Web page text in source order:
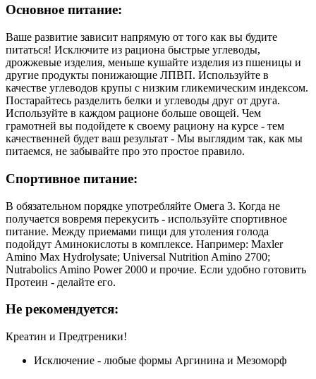
Основное питание:
Ваше развитие зависит напрямую от того как вы будите
питаться! Исключите из рациона быстрые углеводы,
дрожжевые изделия, меньше кушайте изделия из пшеницы и
другие продукты понижающие ЛПВП. Используйте в
качестве углеводов крупы с низким гликемическим индексом.
Постарайтесь разделить белки и углеводы друг от друга.
Используйте в каждом рационе больше овощей. Чем
грамотней вы подойдете к своему рациону на курсе - тем
качественней будет ваш результат - Мы выглядим так, как мы
питаемся, не забывайте про это простое правило.
Спортивное питание:
В обязательном порядке употребляйте Омега 3. Когда не
получается вовремя перекусить - используйте спортивное
питание. Между приемами пищи для утоления голода
подойдут Аминокислоты в комплексе. Например: Maxler
Amino Max Hydrolysate; Universal Nutrition Amino 2700;
Nutrabolics Amino Power 2000 и прочие. Если удобно готовить
Протеин - делайте его.
Не рекомендуется:
Креатин и Предтреники!
Исключение - любые формы Аргинина и Мезоморф